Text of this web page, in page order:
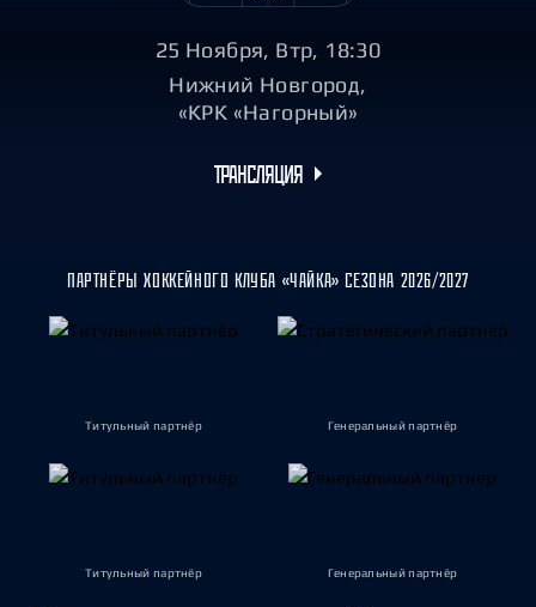
25 Ноября, Втр, 18:30
Нижний Новгород,
«КРК «Нагорный»
ТРАНСЛЯЦИЯ
ПАРТНЁРЫ ХОККЕЙНОГО КЛУБА «ЧАЙКА» СЕЗОНА 2026/2027
Титульный партнёр Генеральный партнёр
Титульный партнёр Генеральный партнёр